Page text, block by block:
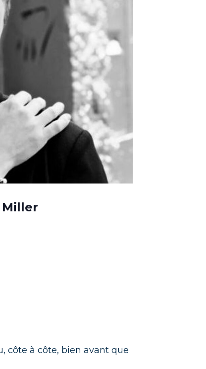
Miller
côte à côte, bien avant que